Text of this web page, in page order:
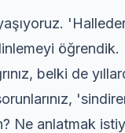
öğrendik.
belki de
Ne anlatmak